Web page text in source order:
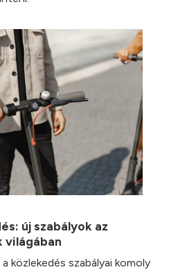
új szabályok az
világában
közlekedés szabályai komoly